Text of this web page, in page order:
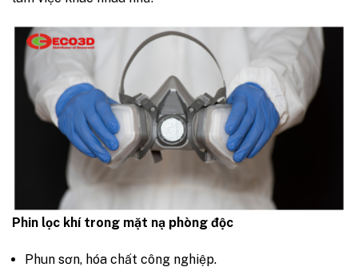
Phin lọc khí trong mặt nạ phòng độc
Phun sơn, hóa chất công nghiệp.